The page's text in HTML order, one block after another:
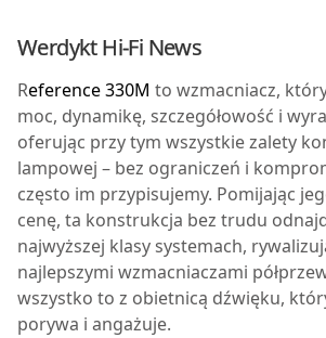
Werdykt Hi-Fi News
Reference 330M to wzmacniacz,
moc, dynamikę, szczegółowość i
oferując przy tym wszystkie zalety
lampowej – bez ograniczeń i
często im przypisujemy. Pomijając
cenę, ta konstrukcja bez trudu
najwyższej klasy systemach,
najlepszymi wzmacniaczami
wszystko to z obietnicą dźwięku,
porywa i angażuje.